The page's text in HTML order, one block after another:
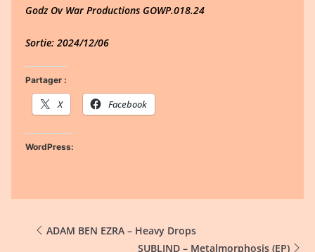
Godz Ov War Productions GOWP.018.24
Sortie: 2024/12/06
Partager :
X Facebook
WordPress:
ADAM BEN EZRA – Heavy Drops
SUBLIND – Metalmorphosis (EP)